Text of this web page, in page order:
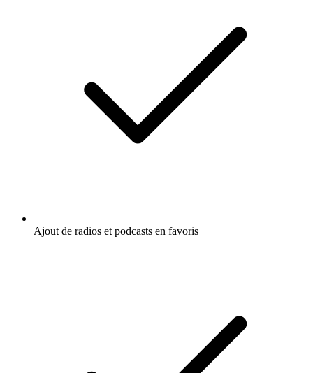
Ajout de radios et podcasts en favoris